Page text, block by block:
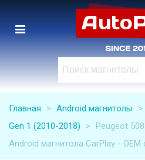
Главная > Android магнитолы >
Gen 1 (2010-2018)
> Peugeot
Android магнитола CarPlay - OEM